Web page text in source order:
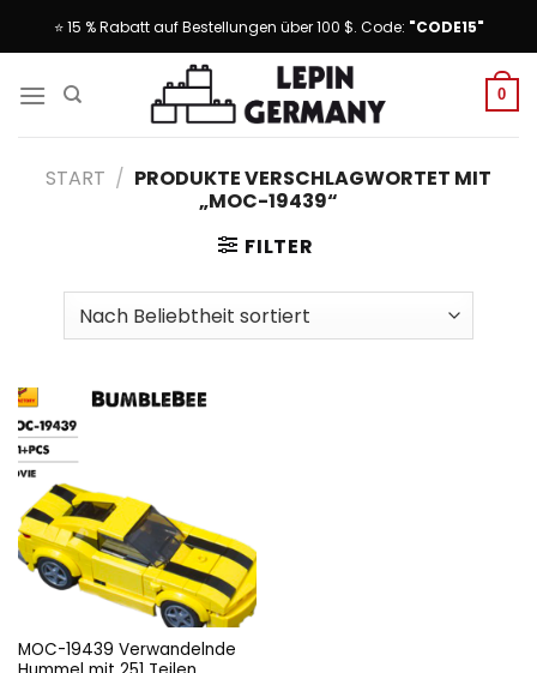
⭐ 15 % Rabatt auf Bestellungen über 100 $. Code: "CODE15"
0
START / PRODUKTE VERSCHLAGWORTET MIT
„MOC-19439“
FILTER
MOC-19439 Verwandelnde